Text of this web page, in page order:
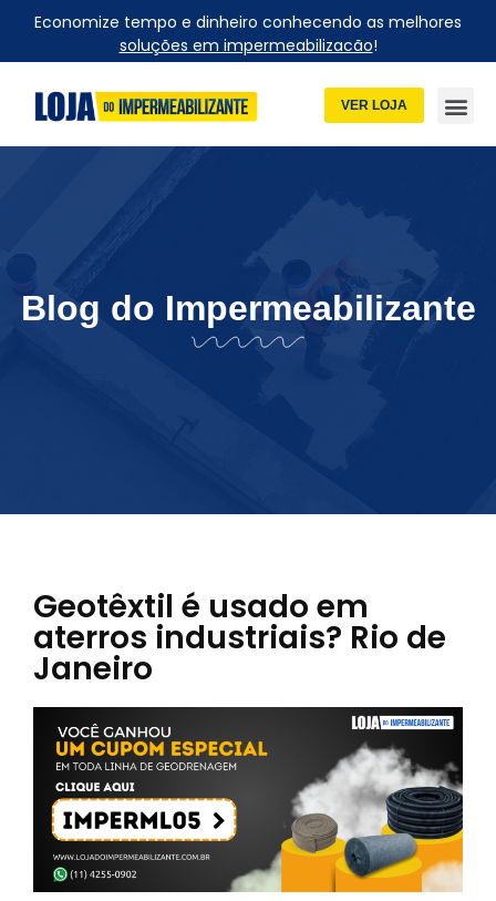
Economize tempo e dinheiro conhecendo as melhores
soluções em impermeabilizacão!
VER LOJA
Blog do Impermeabilizante
Geotêxtil é usado em
aterros industriais? Rio de
Janeiro